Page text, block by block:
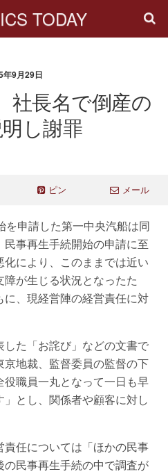
TODAY
年9月29日
社長名で倒産の
し謝罪
ピン メール
申請した第一中央汽船は同
事再生手続開始の申請に至
により、このままでは近い
が生じる状況となったた
、現経営陣の経営責任に対
た「お詫び」などの文書で
地裁、監督委員の監督の下
職員一丸となって一日も早
とし、関係者や顧客に対し
任については「ほかの民事
民事再生手続の中で調査が